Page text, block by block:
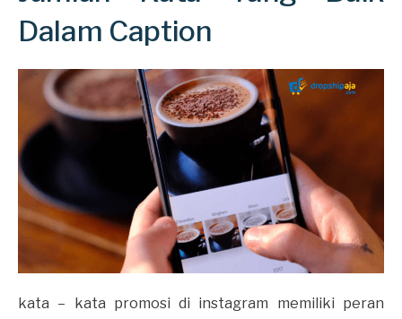
Dalam Caption
kata – kata promosi di instagram memiliki peran